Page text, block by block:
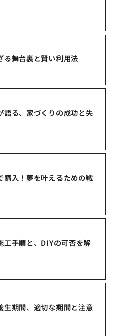
る舞台裏と賢い利用法
語る、家づくりの成功と失
購入！夢を叶えるための戦
工手順と、DIYの可否を解
生期間、適切な期間と注意